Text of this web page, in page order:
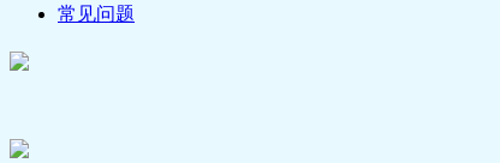
常见问题